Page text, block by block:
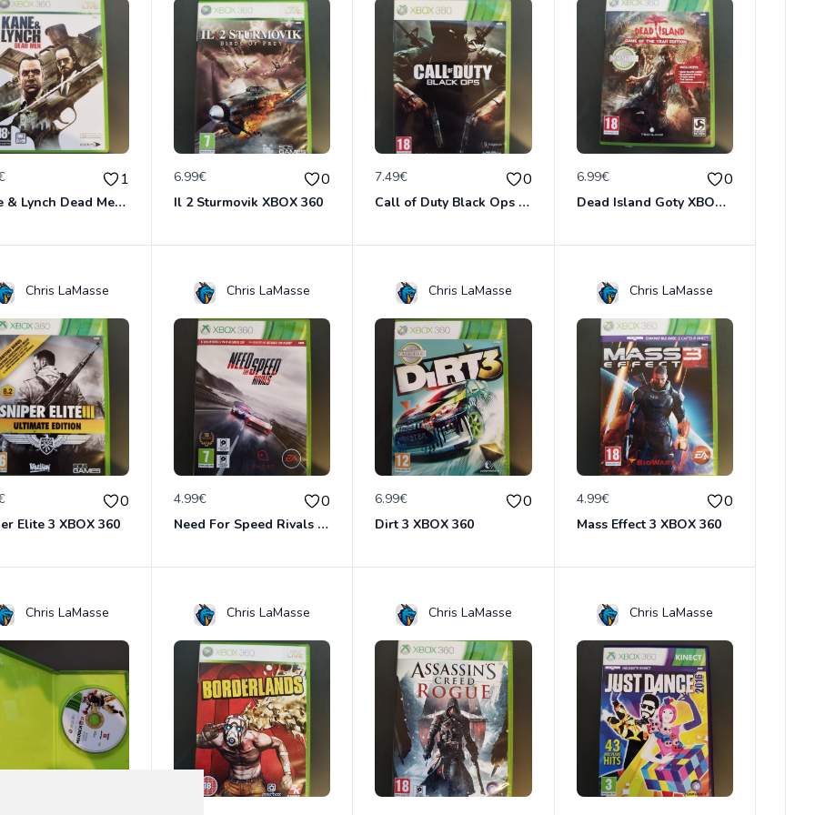
1
Kane & Lynch Dead Men XBOX 360
6.99€ 0
Il 2 Sturmovik XBOX 360
7.49€ 0
Call of Duty Black Ops XBOX 360
6.99€ 0
Dead Island Goty XBOX 360
Chris LaMasse
0
Elite 3 XBOX 360
Chris LaMasse
4.99€ 0
Need For Speed Rivals XBOX 360
Chris LaMasse
6.99€ 0
Dirt 3 XBOX 360
Chris LaMasse
4.99€ 0
Mass Effect 3 XBOX 360
Chris LaMasse Chris LaMasse Chris LaMasse Chris LaMasse